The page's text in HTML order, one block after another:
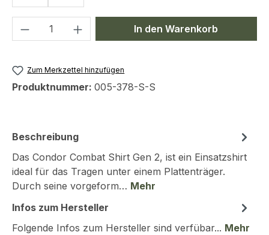
Produkt Anzahl: Gib denIn den Warenkorb
Zum Merkzettel hinzufügen
Produktnummer: 005-378-S-S
Beschreibung
Das Condor Combat Shirt Gen 2, ist ein Einsatzshirt
ideal für das Tragen unter einem Plattenträger.
Durch seine vorgeform… Mehr
Infos zum Hersteller
Folgende Infos zum Hersteller sind verfübar... Mehr